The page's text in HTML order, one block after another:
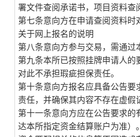
署文件查阅承诺书，项目资料查
第七条意向方在申请查阅资料
关于网上报名的说明
第八条意向方参与交易，需通
第九条本所已按照挂牌申请人
对此不承担瑕疵担保责任。
第十条意向方报名应具备公告
责任，并确保其内容不存在虚假
第十一条意向方应在公告要求
达本所指定资金结算账户为准